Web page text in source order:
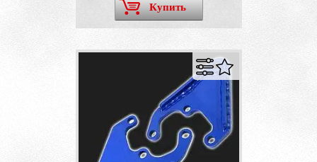
Купить